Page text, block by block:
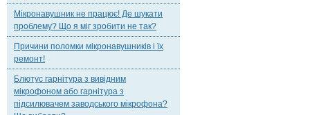
Мікронавушник не працює! Де шукати
проблему? Що я міг зробити не так?
Причини поломки мікронавушників і їх
ремонт!
Блютус гарнітура з вивідним
мікрофоном або гарнітура з
підсилювачем заводського мікрофона?